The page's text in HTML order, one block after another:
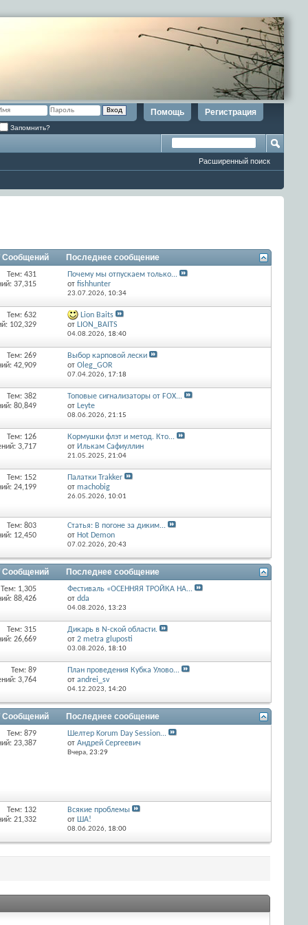
Регистрация
Помощь
Запомнить?
Расширенный поиск
Сообщений Последнее сообщение
Тем: 431
37,315
Почему мы отпускаем только...
от fishhunter
23.07.2026, 10:34
Тем: 632
102,329
Lion Baits
от LION_BAITS
04.08.2026, 18:40
Тем: 269
42,909
Выбор карповой лески
от Oleg_GOR
07.04.2026, 17:18
Тем: 382
80,849
Топовые сигнализаторы от FOX...
от Leyte
08.06.2026, 21:15
Тем: 126
3,717
Кормушки флэт и метод. Кто...
от Илькам Сафиуллин
21.05.2025, 21:04
Тем: 152
24,199
Палатки Trakker
от machobig
26.05.2026, 10:01
Тем: 803
12,450
Статья: В погоне за диким...
от Hot Demon
07.02.2026, 20:43
Сообщений Последнее сообщение
Тем: 1,305
88,426
Фестиваль «ОСЕННЯЯ ТРОЙКА НА...
от dda
04.08.2026, 13:23
Тем: 315
26,669
Дикарь в N-ской области.
от 2 metra gluposti
03.08.2026, 18:10
Тем: 89
3,764
План проведения Кубка Улово...
от andrei_sv
04.12.2023, 14:20
Сообщений Последнее сообщение
Тем: 879
23,387
Шелтер Korum Day Session...
от Андрей Сергеевич
Вчера, 23:29
Тем: 132
21,332
Всякие проблемы
от ША!
08.06.2026, 18:00